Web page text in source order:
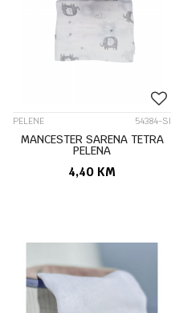
PELENE 54384-SI
MANCESTER SARENA TETRA
PELENA
4,40 KM